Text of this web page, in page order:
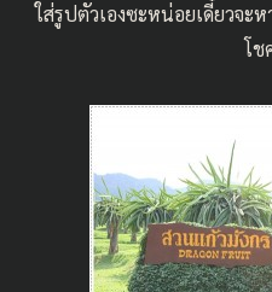
ใส่รูปตัวเองซะหน่อยเดี๋ยวจะ
โช